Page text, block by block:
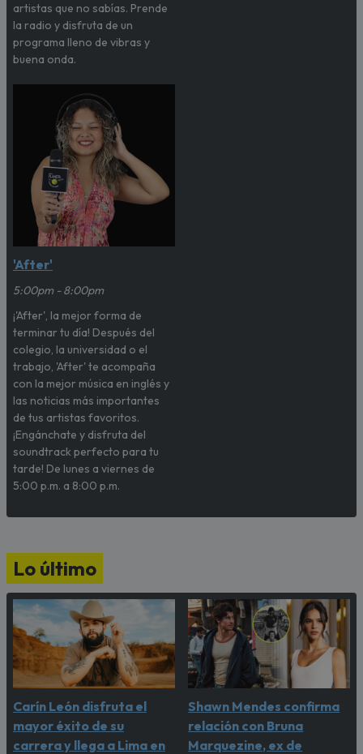
artistas que no sabías. Prende
la radio y disfruta de un
programa lleno de vibras y
buena onda.
'After'
5:00pm - 8:00pm
¡'After', la mejor forma de
terminar tu día! Después del
colegio, la universidad o el
trabajo, 'After' te acompaña
con la mejor música en inglés y
las noticias más importantes
de tus artistas favoritos.
¡Engánchate y disfruta del
soundtrack perfecto para tu
tarde! De lunes a viernes de
5:00 p.m. a 8:00 p.m.
Lo último
Carín León disfruta el
mayor éxito de su
carrera y llega a Lima en
Shawn Mendes confirma
relación con Bruna
Marquezine, ex de